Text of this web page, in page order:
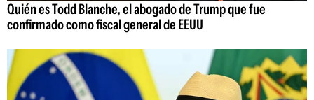
Quién es Todd Blanche, el abogado de Trump que fue
confirmado como fiscal general de EEUU